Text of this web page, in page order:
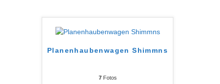
Planenhaubenwagen Shimmns
7Fotos